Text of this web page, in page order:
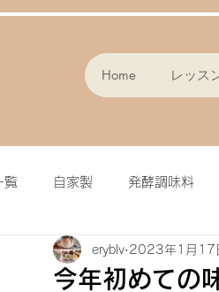
Home レッス
覧 自家製 発酵調味料
パン作り フラン
今年初めての
eryblv 2023年1月17